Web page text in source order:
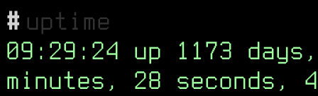
# uptime
09:29:24 up 1173
minutes, 28 seconds,